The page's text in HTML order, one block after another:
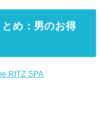
め：男のお得
RITZ SPA